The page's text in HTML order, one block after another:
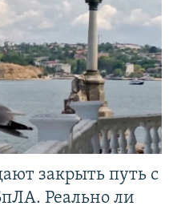
закрыть путь с
Реально ли